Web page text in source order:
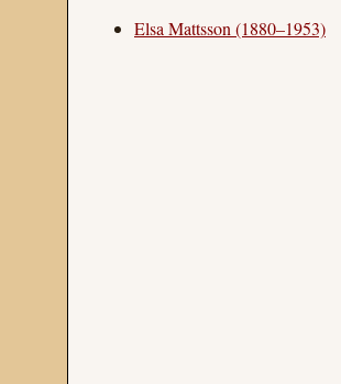
Elsa Mattsson (1880–1953)